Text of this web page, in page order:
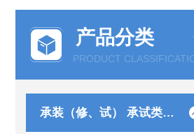
产品分类
PRODUCT
承装（修、试） 承试类仪器